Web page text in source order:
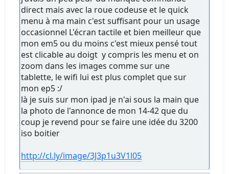
direct mais avec la roue codeuse et le quick
menu à ma main c'est suffisant pour un usage
occasionnel L'écran tactile et bien meilleur que
mon em5 ou du moins c'est mieux pensé tout
est clicable au doigt y compris les menu et on
zoom dans les images comme sur une
tablette, le wifi lui est plus complet que sur
mon ep5 :/
là je suis sur mon ipad je n'ai sous la main que
la photo de l'annonce de mon 14-42 que du
coup je revend pour se faire une idée du 3200
iso boitier
http://cl.ly/image/3J3p1u3V1l05